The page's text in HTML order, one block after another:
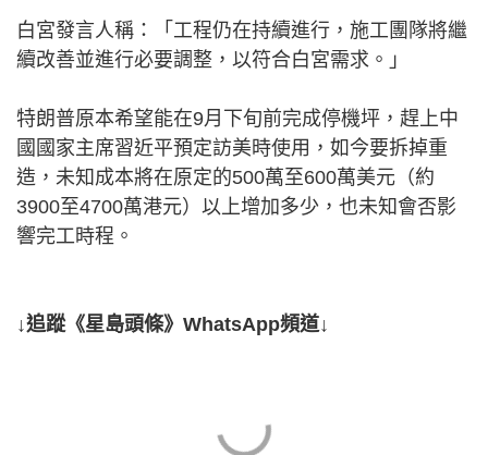
白宮發言人稱：「工程仍在持續進行，施工團隊將繼
續改善並進行必要調整，以符合白宮需求。」
特朗普原本希望能在9月下旬前完成停機坪，趕上中
國國家主席習近平預定訪美時使用，如今要拆掉重
造，未知成本將在原定的500萬至600萬美元（約
3900至4700萬港元）以上增加多少，也未知會否影
響完工時程。
↓追蹤《星島頭條》WhatsApp頻道↓